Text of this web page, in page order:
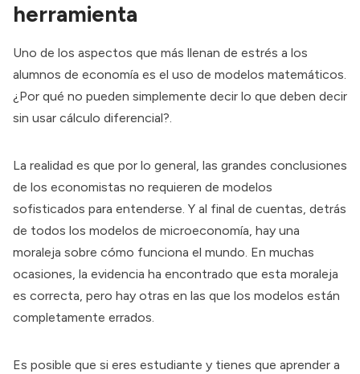
herramienta
Uno de los aspectos que más llenan de estrés a los
alumnos de economía es el uso de modelos matemáticos.
¿Por qué no pueden simplemente decir lo que deben decir
sin usar cálculo diferencial?.
La realidad es que por lo general, las grandes conclusiones
de los economistas no requieren de modelos
sofisticados para entenderse. Y al final de cuentas, detrás
de todos los modelos de microeconomía, hay una
moraleja sobre cómo funciona el mundo. En muchas
ocasiones, la evidencia ha encontrado que esta moraleja
es correcta, pero hay otras en las que los modelos están
completamente errados.
Es posible que si eres estudiante y tienes que aprender a